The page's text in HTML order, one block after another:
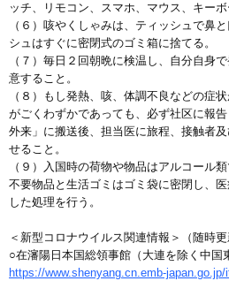
ッチ、リモコン、スマホ、マウス、キーボ
（６）咳やくしゃみは、ティッシュで鼻
シュはすぐに密閉式のゴミ箱に捨てる。
（７）毎日２回朝晩に検温し、自分自身
意すること。
（８）もし発熱、咳、体調不良などの症
がごくわずかであっても、必ず社区に報
外来」に搬送後、担当医に旅程、接触者
せること。
（９）入国時の荷物や物品はアルコール
不要物品と生活ゴミはゴミ袋に密閉し、
した処理を行う。
＜新型コロナウイルス関連情報＞（随時更
○在瀋陽日本国総領事館（大連を除く中国
https://www.shenyang.cn.emb-japan.go.jp/